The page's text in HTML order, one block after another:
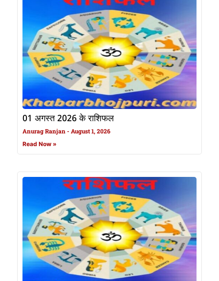
01 अगस्त 2026 के राशिफल
Anurag Ranjan August 1, 2026
Read Now »